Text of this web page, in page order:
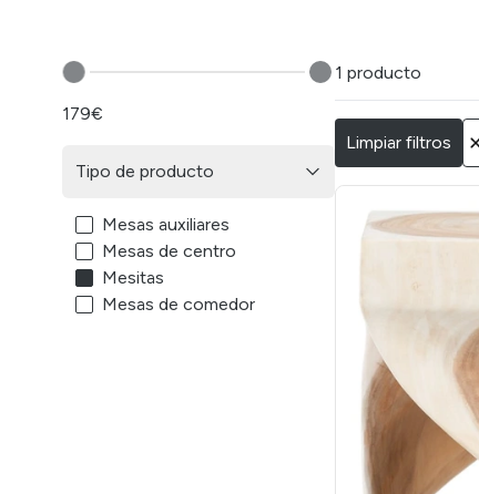
179€
Tipo de producto
Mesas auxiliares
Mesas de centro
Mesitas
Mesas de comedor
1 producto
Limpiar filtros